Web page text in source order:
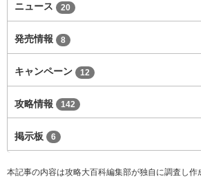
ニュース 20
発売情報 8
キャンペーン 12
攻略情報 142
掲示板 6
本記事の内容は攻略大百科編集部が独自に調査し作